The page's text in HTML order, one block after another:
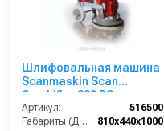
Шлифовальная машина
Scanmaskin Scan
Combiflex 330 RS
Артикул:
516500
Габариты (ДхШхВ):
810х440х1000